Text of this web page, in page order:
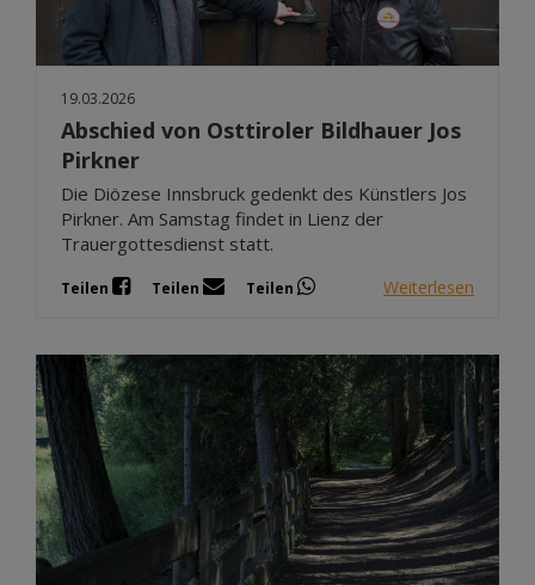
19.03.2026
Abschied von Osttiroler Bildhauer Jos
Pirkner
Die Diözese Innsbruck gedenkt des Künstlers Jos
Pirkner. Am Samstag findet in Lienz der
Trauergottesdienst statt.
Teilen Teilen Teilen Weiterlesen